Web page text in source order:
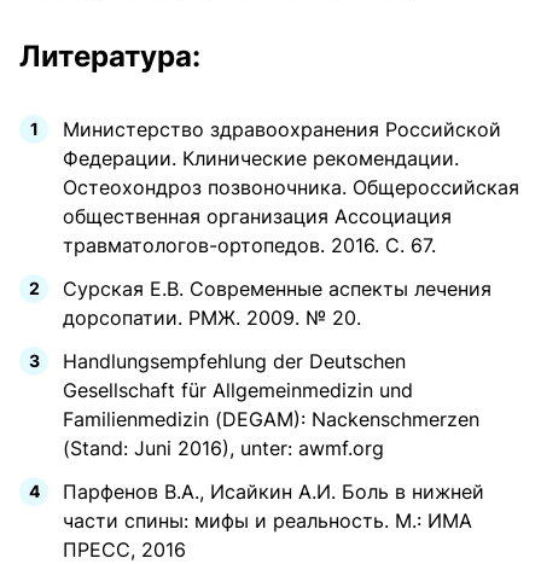
Литература:
Министерство здравоохранения Российской
Федерации. Клинические рекомендации.
Остеохондроз позвоночника. Общероссийская
общественная организация Ассоциация
травматологов-ортопедов. 2016. С. 67.
Сурская Е.В. Современные аспекты лечения
дорсопатии. РМЖ. 2009. № 20.
Handlungsempfehlung der Deutschen
Gesellschaft für Allgemeinmedizin und
Familienmedizin (DEGAM): Nackenschmerzen
(Stand: Juni 2016), unter: awmf.org
Парфенов В.А., Исайкин А.И. Боль в нижней
части спины: мифы и реальность. М.: ИМА
ПРЕСС, 2016